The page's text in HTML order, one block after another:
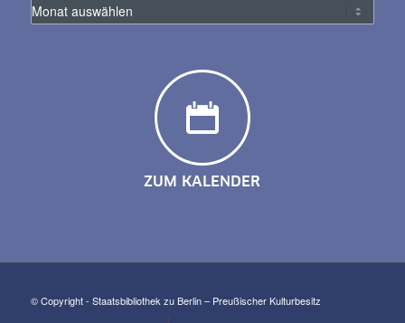
ZUM KALENDER
© Copyright - Staatsbibliothek zu Berlin – Preußischer Kulturbesitz